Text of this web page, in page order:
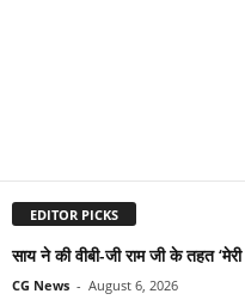
EDITOR PICKS
साय ने की वीबी-जी राम जी के तहत
CG News - August 6, 2026